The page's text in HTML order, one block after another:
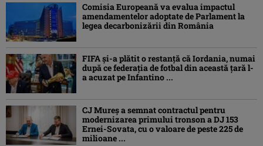
Comisia Europeană va evalua impactul
amendamentelor adoptate de Parlament la
legea decarbonizării din România
FIFA și-a plătit o restanță că Iordania, numai
după ce federația de fotbal din această țară l-
a acuzat pe Infantino ...
CJ Mureș a semnat contractul pentru
modernizarea primului tronson a DJ 153
Ernei-Sovata, cu o valoare de peste 225 de
milioane ...